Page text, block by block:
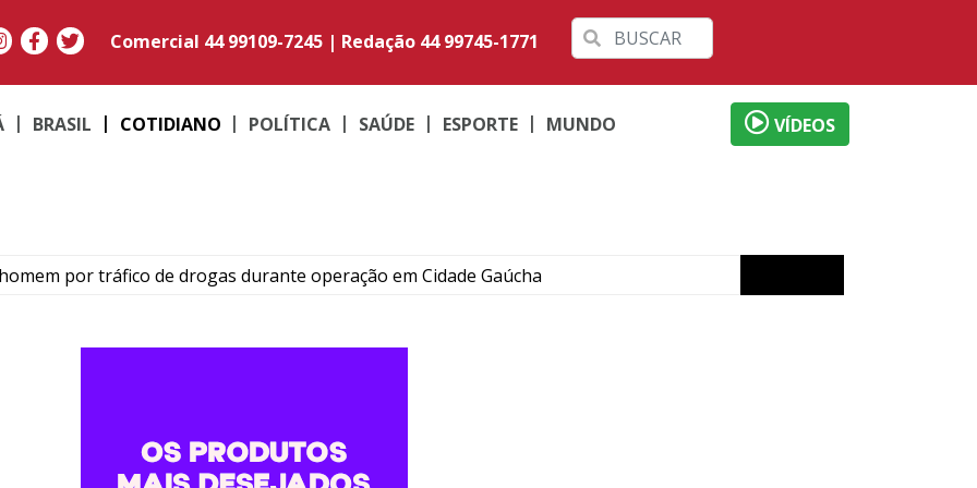
Comercial 44 99109-7245 | Redação 44 99745-1771
BRASIL COTIDIANO POLÍTICA SAÚDE ESPORTE MUNDO VÍDEOS
por tráfico de drogas durante operação em Cidade Gaúcha
morto no Dom Pedro I e intensifica buscas pelos autores do crime